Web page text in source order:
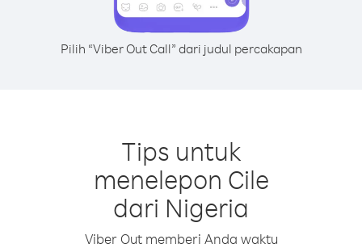
Pilih “Viber Out Call” dari judul percakapan
Tips untuk
menelepon Cile
dari Nigeria
Viber Out memberi Anda waktu